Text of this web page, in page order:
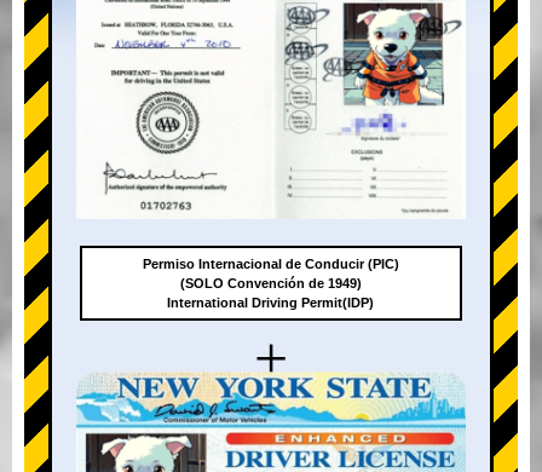
+
Permiso Internacional de Conducir (PIC)
(SOLO Convención de 1949)
International Driving Permit(IDP)